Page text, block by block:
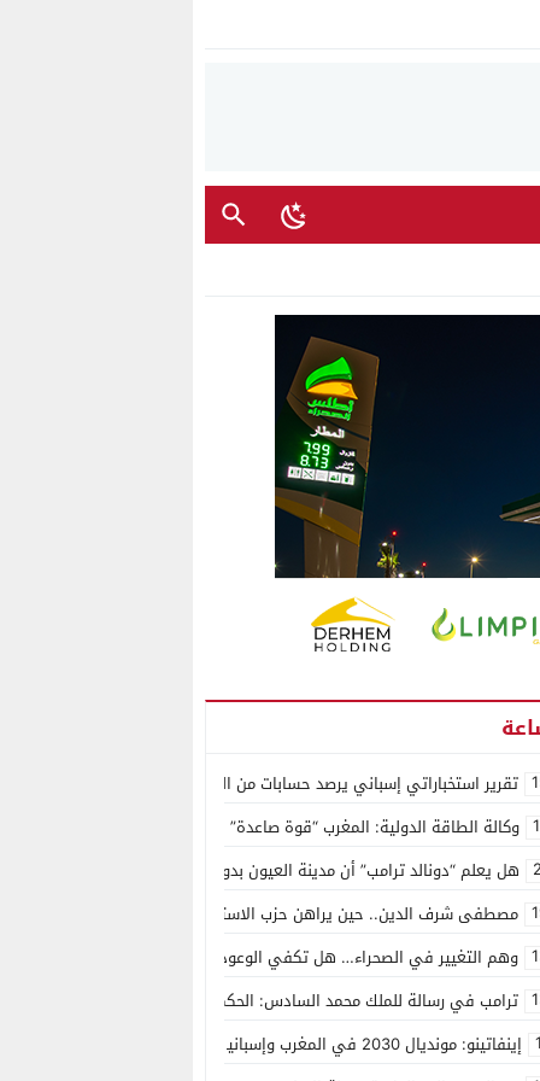
تقرير استخباراتي إسباني يرصد حسابات من الجزائر وأرقاما بـ”213+” ضمن حملة رقمية منظمة حرّضت على اقتحام سبتة
وكالة الطاقة الدولية: المغرب “قوة صاعدة” في سوق المعادن الاستراتيجية
هل يعلم “دونالد ترامب” أن مدينة العيون بدون ماء؟
مصطفى شرف الدين.. حين يراهن حزب الاستقلال على الكفاءة ويمنح الشباب
وهم التغيير في الصحراء… هل تكفي الوعود الفارغة لصناعة الواقع؟
ترامب في رسالة للملك محمد السادس: الحكم الذاتي هو الأساس الوحيد لحل
إينفاتينو: مونديال 2030 في المغرب وإسبانيا والبرتغال سيكون “الأجمل في التاريخ”